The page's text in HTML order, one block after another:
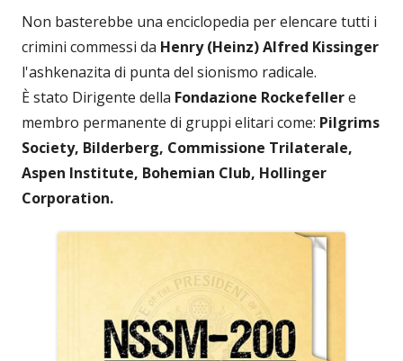
Non basterebbe una enciclopedia per elencare tutti i
crimini commessi da Henry (Heinz) Alfred Kissinger
l'ashkenazita di punta del sionismo radicale.
È stato Dirigente della Fondazione Rockefellere
membro permanente di gruppi elitari come: Pilgrims
Society, Bilderberg, Commissione Trilaterale,
Aspen Institute, Bohemian Club, Hollinger
Corporation.